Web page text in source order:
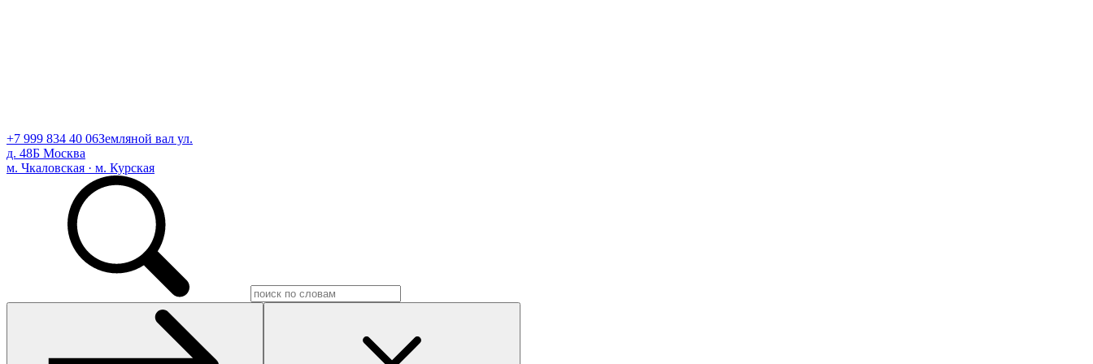
+7 999 834 40 06Земляной вал ул.
д. 48Б Москва
м. Чкаловская · м. Курская